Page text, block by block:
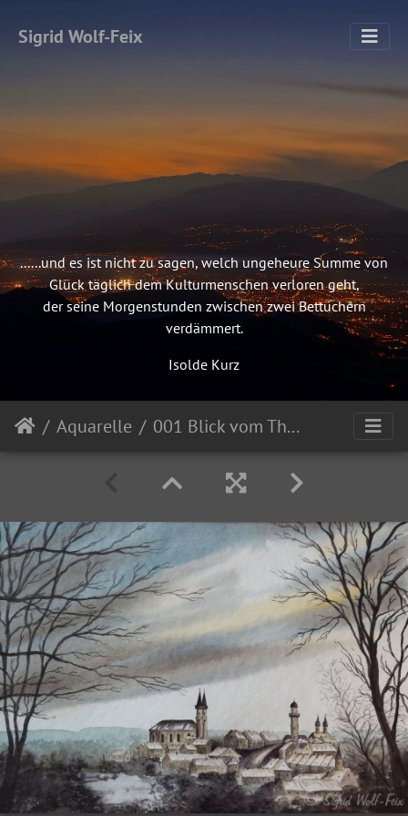
Sigrid Wolf-Feix
......und es ist nicht zu sagen, welch ungeheure Summe von
Glück täglich dem Kulturmenschen verloren geht,
der seine Morgenstunden zwischen zwei Bettüchern
verdämmert.
Isolde Kurz
Aquarelle 001 Blick vom Theresienstein